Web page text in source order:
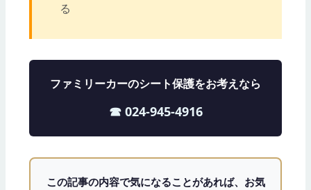
る
ファミリーカーのシート保護をお考えなら
☎ 024-945-4916
この記事の内容で気になることがあれば、お気